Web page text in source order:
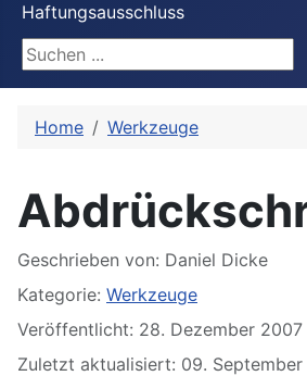
Haftungsausschluss
Suchen ...
Home Werkzeuge
Details
Geschrieben von: Daniel Dicke
Kategorie: Werkzeuge
Veröffentlicht: 28. Dezember 2007
Zuletzt aktualisiert: 09. September